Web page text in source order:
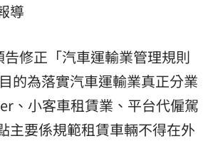
導
告修正「汽車運輸業管理規則
的為落實汽車運輸業真正分業
、小客車租賃業、平台代僱駕
主要係規範租賃車輛不得在外